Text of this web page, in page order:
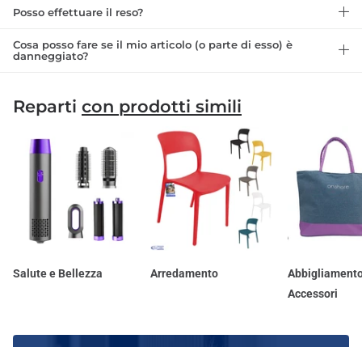
Posso effettuare il reso?
Cosa posso fare se il mio articolo (o parte di esso) è
danneggiato?
Reparti con prodotti simili
Salute e Bellezza Arredamento
Accessori